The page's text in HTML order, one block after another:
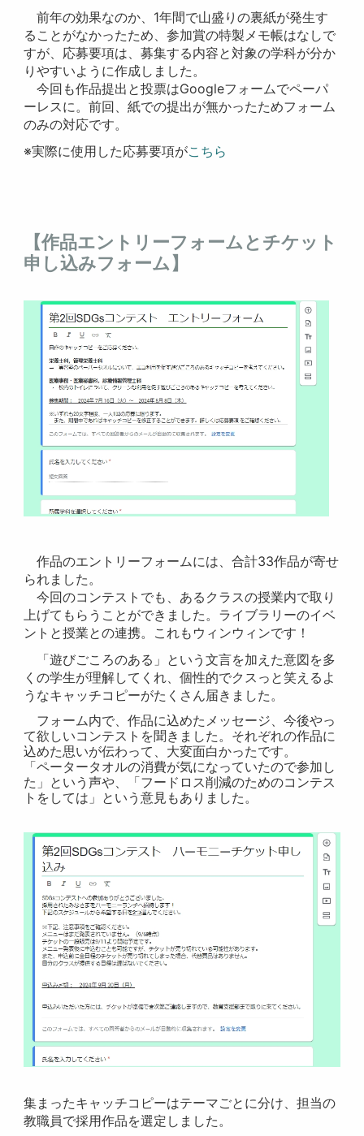
前年の効果なのか、1年間で山盛りの裏紙が発生す
ることがなかったため、参加賞の特製メモ帳はなしで
すが、応募要項は、募集する内容と対象の学科が分か
りやすいように作成しました。
今回も作品提出と投票はGoogleフォームでペーパ
ーレスに。前回、紙での提出が無かったためフォーム
のみの対応です。
※実際に使用した応募要項がこちら
【作品エントリーフォームとチケット
申し込みフォーム】
作品のエントリーフォームには、合計33作品が寄せ
られました。
今回のコンテストでも、あるクラスの授業内で取り
上げてもらうことができました。ライブラリーのイベ
ントと授業との連携。これもウィンウィンです！
「遊びごころのある」という文言を加えた意図を多
くの学生が理解してくれ、個性的でクスっと笑えるよ
うなキャッチコピーがたくさん届きました。
フォーム内で、作品に込めたメッセージ、今後やっ
て欲しいコンテストを聞きました。それぞれの作品に
込めた思いが伝わって、大変面白かったです。
「ペータータオルの消費が気になっていたので参加し
た」という声や、「フードロス削減のためのコンテス
トをしては」という意見もありました。
集まったキャッチコピーはテーマごとに分け、担当の
教職員で採用作品を選定しました。